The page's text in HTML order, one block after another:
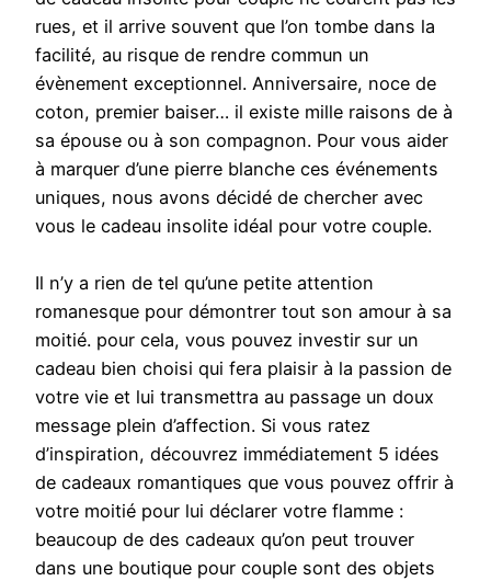
rues, et il arrive souvent que l’on tombe dans la
facilité, au risque de rendre commun un
évènement exceptionnel. Anniversaire, noce de
coton, premier baiser… il existe mille raisons de à
sa épouse ou à son compagnon. Pour vous aider
à marquer d’une pierre blanche ces événements
uniques, nous avons décidé de chercher avec
vous le cadeau insolite idéal pour votre couple.
Il n’y a rien de tel qu’une petite attention
romanesque pour démontrer tout son amour à sa
moitié. pour cela, vous pouvez investir sur un
cadeau bien choisi qui fera plaisir à la passion de
votre vie et lui transmettra au passage un doux
message plein d’affection. Si vous ratez
d’inspiration, découvrez immédiatement 5 idées
de cadeaux romantiques que vous pouvez offrir à
votre moitié pour lui déclarer votre flamme :
beaucoup de des cadeaux qu’on peut trouver
dans une boutique pour couple sont des objets